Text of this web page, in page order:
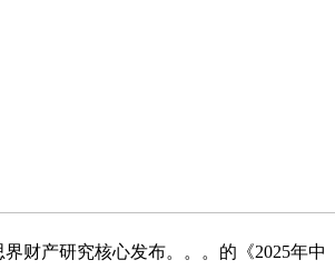
财产研究核心发布。。。的《2025年中